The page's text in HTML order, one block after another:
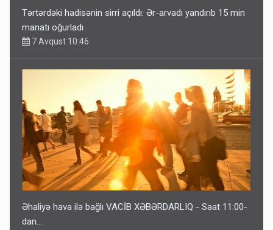
Tərtərdəki hadisənin sirri açıldı: Ər-arvadı yandırıb 15 min
manatı oğurladı
7 Avqust 10:46
Əhaliyə hava ilə bağlı VACİB XƏBƏRDARLIQ - Saat 11:00-
dan…